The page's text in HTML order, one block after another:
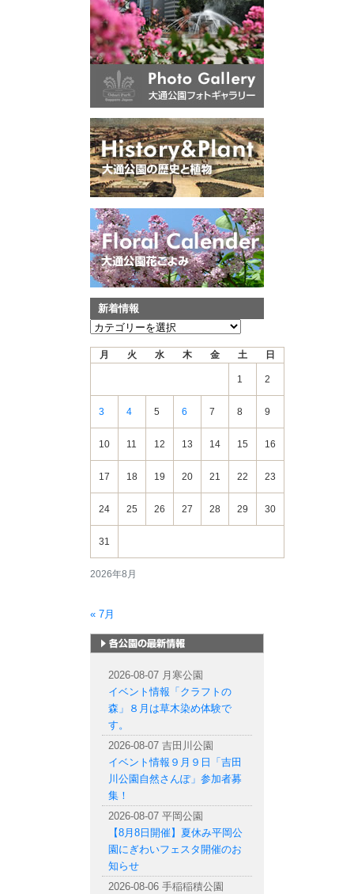
新着情報
新
2026年8月
月 火 水 木 金 土 日
1 2
3 4 5 6 7 8 9
10 11 12 13 14 15 16
17 18 19 20 21 22 23
24 25 26 27 28 29 30
31
« 7月
2026-08-07 月寒公園
イベント情報「クラフトの
森」８月は草木染め体験で
す。
2026-08-07 吉田川公園
イベント情報９月９日「吉田
川公園自然さんぽ」参加者募
集！
2026-08-07 平岡公園
【8月8日開催】夏休み平岡公
園にぎわいフェスタ開催のお
知らせ
2026-08-06 手稲稲積公園